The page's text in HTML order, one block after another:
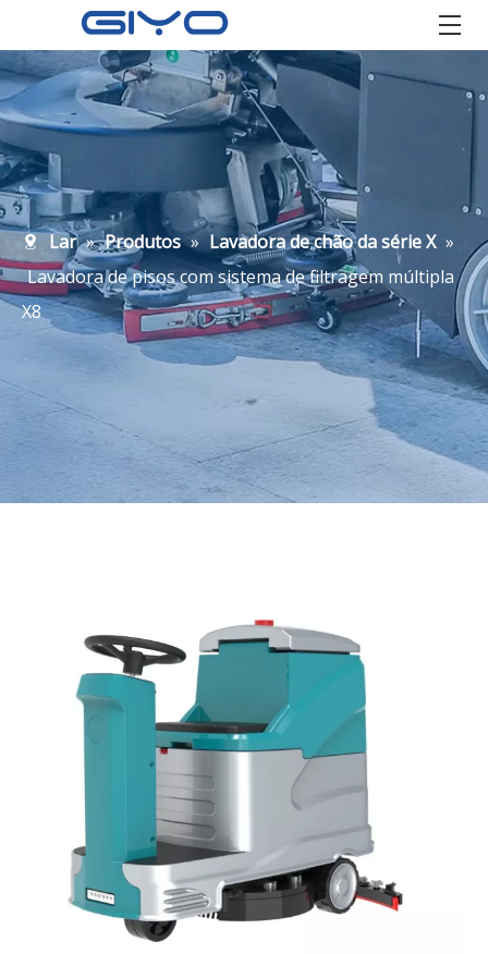
Lar » Produtos » Lavadora de chão da série X »
Lavadora de pisos com sistema de filtragem múltipla
X8